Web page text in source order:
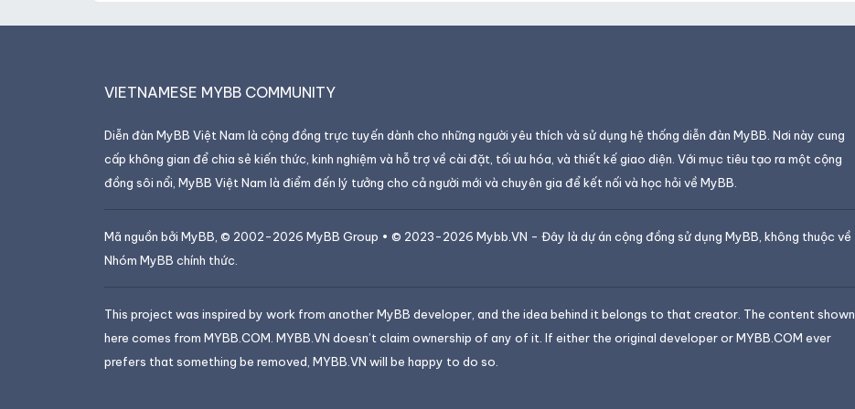
VIETNAMESE MYBB COMMUNITY
Diễn đàn MyBB Việt Nam là cộng đồng trực tuyến dành cho những người yêu thích và sử dụng hệ thống diễn đàn MyBB. Nơi này cung
cấp không gian để chia sẻ kiến thức, kinh nghiệm và hỗ trợ về cài đặt, tối ưu hóa, và thiết kế giao diện. Với mục tiêu tạo ra một cộng
đồng sôi nổi, MyBB Việt Nam là điểm đến lý tưởng cho cả người mới và chuyên gia để kết nối và học hỏi về MyBB.
Mã nguồn bởi MyBB, © 2002-2026 MyBB Group • © 2023-2026 Mybb.VN - Đây là dự án cộng đồng sử dụng MyBB, không thuộc về
Nhóm MyBB chính thức.
This project was inspired by work from another MyBB developer, and the idea behind it belongs to that creator. The content shown
here comes from MYBB.COM. MYBB.VN doesn’t claim ownership of any of it. If either the original developer or MYBB.COM ever
prefers that something be removed, MYBB.VN will be happy to do so.